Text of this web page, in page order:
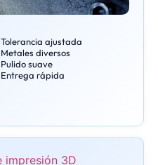
Tolerancia ajustada
Metales diversos
Pulido suave
Entrega rápida